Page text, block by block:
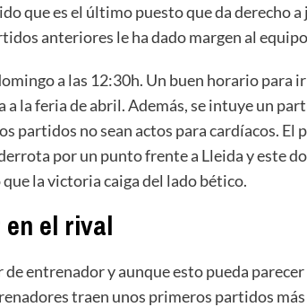
que es el último puesto que da derecho
anteriores le ha dado margen al
a las 12:30h. Un buen horario para
a la feria de abril. Además, se intuye un
partidos no sean actos para cardíacos. El
por un punto frente a Lleida y este
la victoria caiga del lado bético.
el rival
de entrenador y aunque esto pueda
traen unos primeros partidos
sus cambios.
Leer más